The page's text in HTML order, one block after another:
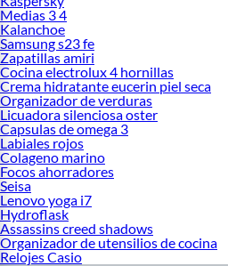
Medias 3 4
Kalanchoe
Samsung s23 fe
Zapatillas amiri
Cocina electrolux 4 hornillas
Crema hidratante eucerin piel seca
Organizador de verduras
Licuadora silenciosa oster
Capsulas de omega 3
Labiales rojos
Colageno marino
Focos ahorradores
Seisa
Lenovo yoga i7
Hydroflask
Assassins creed shadows
Organizador de utensilios de cocina
Relojes Casio